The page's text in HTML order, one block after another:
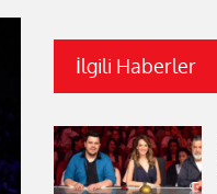
İlgili Haberler